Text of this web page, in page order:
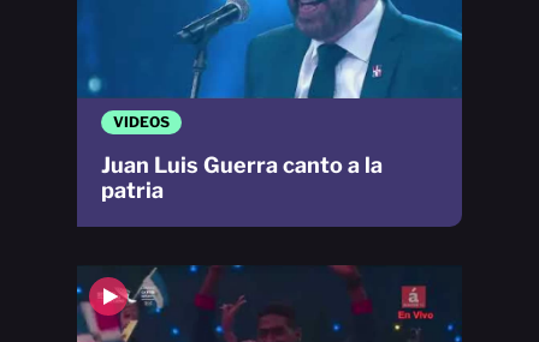
VIDEOS
Juan Luis Guerra canto a la
patria